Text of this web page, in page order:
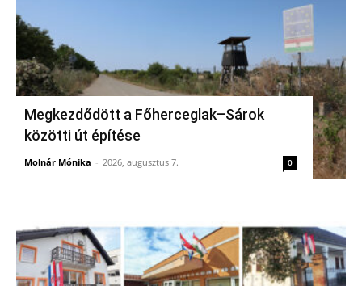
Megkezdődött a Főherceglak–Sárok
közötti út építése
Molnár Mónika - 2026, augusztus 7. 0